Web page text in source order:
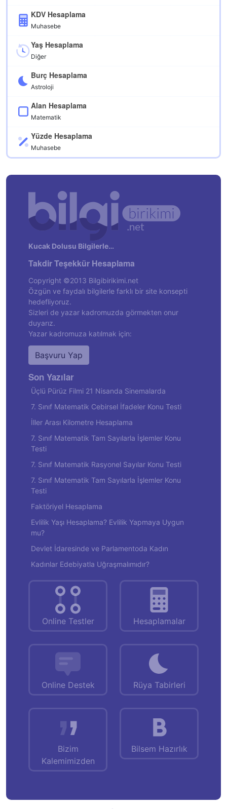
KDV Hesaplama
Muhasebe
Yaş Hesaplama
Diğer
Burç Hesaplama
Astroloji
Alan Hesaplama
Matematik
Yüzde Hesaplama
Muhasebe
Kucak Dolusu Bilgilerle…
Takdir Teşekkür Hesaplama
Copyright ©2013 Bilgibirikimi.net
Özgün ve faydalı bilgilerle farklı bir site konsepti
hedefliyoruz.
Sizleri de yazar kadromuzda görmekten onur
duyarız.
Yazar kadromuza katılmak için:
Başvuru Yap
Son Yazılar
Üçlü Pürüz Filmi 21 Nisanda Sinemalarda
7. Sınıf Matematik Cebirsel İfadeler Konu Testi
İller Arası Kilometre Hesaplama
7. Sınıf Matematik Tam Sayılarla İşlemler Konu
Testi
7. Sınıf Matematik Rasyonel Sayılar Konu Testi
7. Sınıf Matematik Tam Sayılarla İşlemler Konu
Testi
Faktöriyel Hesaplama
Evlilik Yaşı Hesaplama? Evlilik Yapmaya Uygun
mu?
Devlet İdaresinde ve Parlamentoda Kadın
Kadınlar Edebiyatla Uğraşmalımıdır?
Online Testler Hesaplamalar
Online Destek Rüya Tabirleri
Bizim
Kalemimizden
Bilsem Hazırlık